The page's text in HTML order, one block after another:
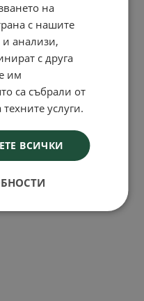
на
с нашите
и анализи,
с друга
им
са събрали от
услуги.
ВСИЧКИ